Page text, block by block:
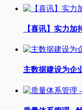
【喜讯】实力加
主数据建设为企